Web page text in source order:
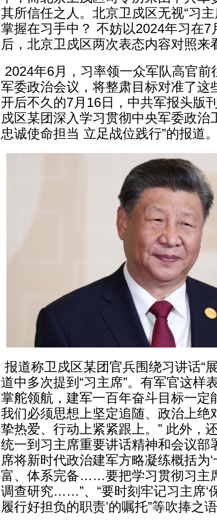
其所信任之人。北京卫戍区无视“习
掌握在习手中？ 不妨以2024年习在7
后，北京卫戍区两次表态内容对照来
2024年6月，习率领一众军队高官前
军委政治会议，将整肃目标对准了这
开后不久的7月16日，中共军报头版
戍区某团深入学习贯彻中央军委政
忠诚使命担当 立足战位践行”的报道
报道称卫戍区某团官兵围绕习讲话“
道中多次提到“习主席”。有军官这样
掌舵领航，建军一百年奋斗目标一
我们必须思想上坚定追随、政治上绝
挚热爱、行动上紧紧跟上。” 此外，
统一到习主席重要讲话精神和会议部
席将新时代政治建军方略凝练概括为
富、体系完备……要把学习贯彻习主
调查研究……”、“要时刻牢记习主席‘
履行好担负的职责’的嘱托”等吹捧之